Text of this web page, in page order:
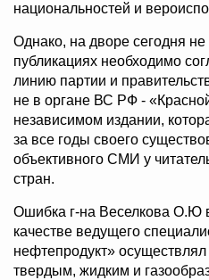
национальностей и
Однако, на дворе сегодня не
публикациях необходимо
линию партии и
не в органе ВС РФ -
независимом издании,
за все годы своего
объективного СМИ у
стран.
Ошибка г-на Веселкова О.Ю
качестве ведущего
нефтепродукт»
твердым, жидким и